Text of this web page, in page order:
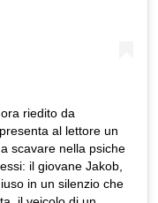
riedito da
al lettore un
scavare nella psiche
il giovane Jakob,
in un silenzio che